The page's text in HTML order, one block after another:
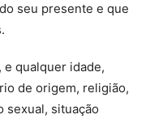
seu presente e que
e qualquer idade,
de origem, religião,
sexual, situação